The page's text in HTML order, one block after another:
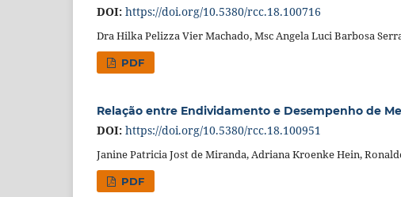
DOI: https://doi.org/10.5380/rcc.18.100716
Dra Hilka Pelizza Vier Machado, Msc Angela Luci Barbosa
PDF
Relação entre Endividamento e Desempenho de
DOI: https://doi.org/10.5380/rcc.18.100951
Janine Patricia Jost de Miranda, Adriana Kroenke Hein,
PDF